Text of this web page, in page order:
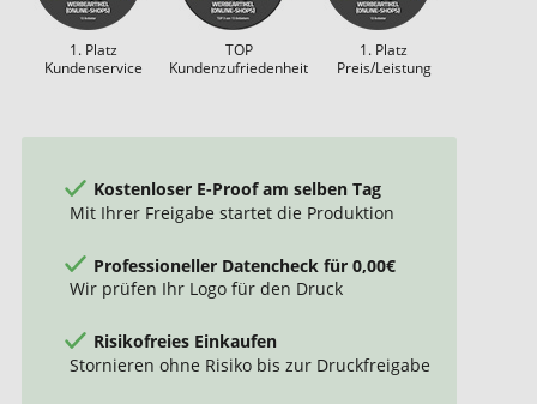
1. Platz
Kundenservice
TOP
Kundenzufriedenheit
1. Platz
Preis/Leistung
Kostenloser E-Proof am selben Tag
Mit Ihrer Freigabe startet die Produktion
Professioneller Datencheck für 0,00€
Wir prüfen Ihr Logo für den Druck
Risikofreies Einkaufen
Stornieren ohne Risiko bis zur Druckfreigabe